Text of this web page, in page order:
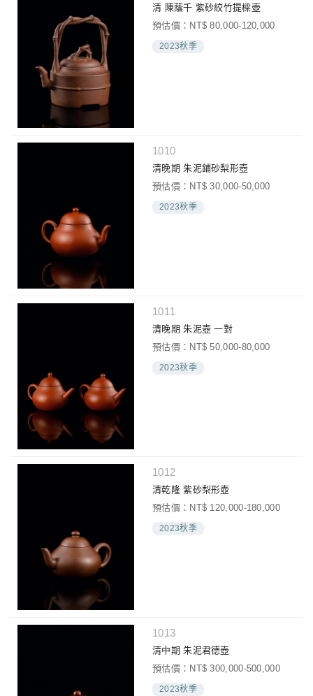
清 陳蔭千 紫砂絞竹提樑壺
預估價：NT$ 80,000-120,000
2023秋季
1010
清晚期 朱泥鋪砂梨形壺
預估價：NT$ 30,000-50,000
2023秋季
1011
清晚期 朱泥壺 一對
預估價：NT$ 50,000-80,000
2023秋季
1012
清乾隆 紫砂梨形壺
預估價：NT$ 120,000-180,000
2023秋季
1013
清中期 朱泥君德壺
預估價：NT$ 300,000-500,000
2023秋季